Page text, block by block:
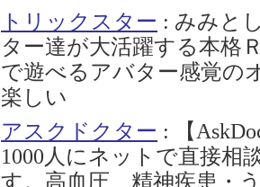
トリックスター : みみと
ター達が大活躍する本格
で遊べるアバター感覚の
楽しい
アスクドクター : 【
1000人にネットで直接相
す。高血圧、精神疾患・